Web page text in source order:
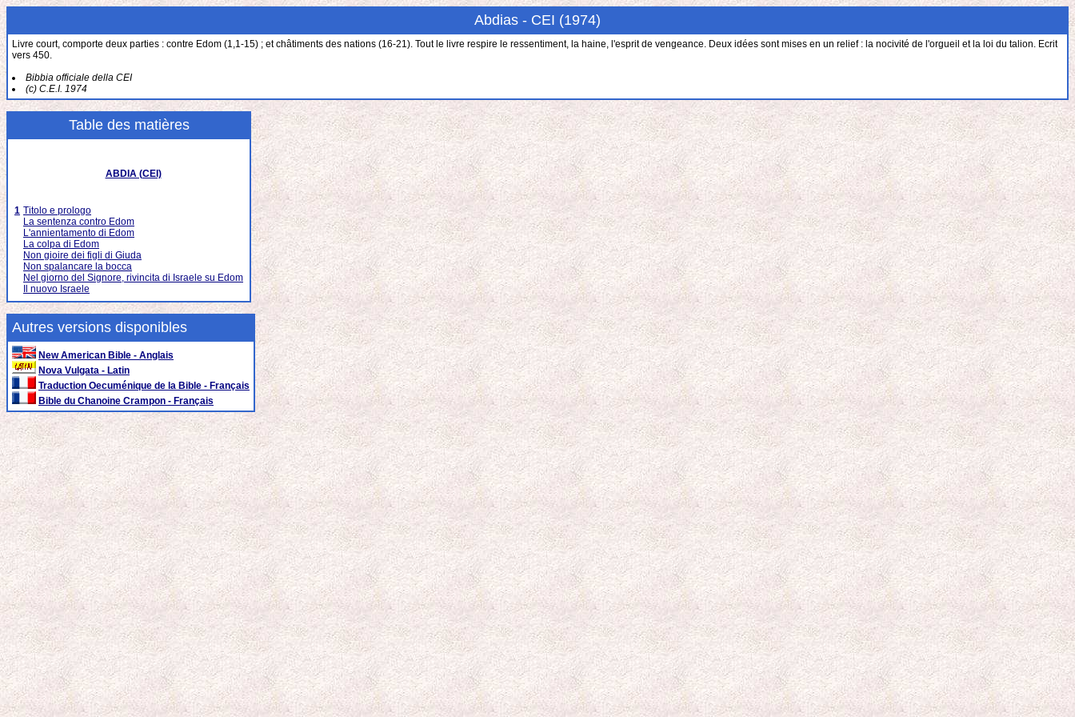
Abdias - CEI (1974)
Livre court, comporte deux parties : contre Edom (1,1-15) ; et châtiments des nations (16-21). Tout le livre respire le ressentiment, la haine, l'esprit de vengeance. Deux idées sont mises en un relief : la nocivité de l'orgueil et la loi du talion. Ecrit
vers 450.
Bibbia officiale della CEI
(c) C.E.I. 1974
Table des matières
ABDIA (CEI)
1 Titolo e prologo
La sentenza contro Edom
L'annientamento di Edom
La colpa di Edom
Non gioire dei figli di Giuda
Non spalancare la bocca
Nel giorno del Signore, rivincita di Israele su Edom
Il nuovo Israele
Autres versions disponibles
New American Bible - Anglais
Nova Vulgata - Latin
Traduction Oecuménique de la Bible - Français
Bible du Chanoine Crampon - Français